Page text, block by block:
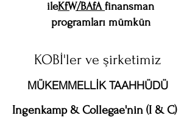
ileKfW/BAfAfinansman
programları mümkün
KOBİ'ler ve şirketimiz
MÜKEMMELLİK TAAHHÜDÜ
Ingenkamp & Collegae'nin (I & C)